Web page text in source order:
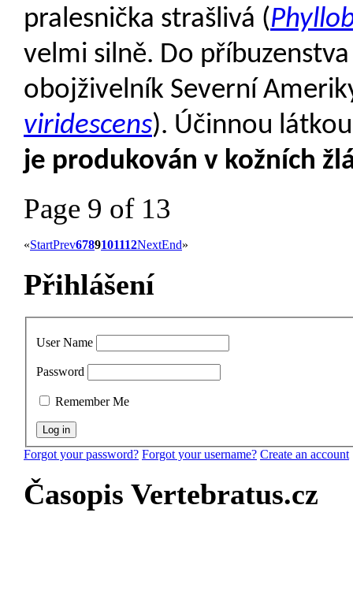
pralesnička strašlivá (
velmi silně. Do
obojživelník Severní
viridescens). Účinnou
je produkován v kožních
Page 9 of 13
«StartPrev6789101112NextEnd»
Přihlášení
User Name
Password
Remember Me
Forgot your password? Forgot your username? Create an account
Časopis Vertebratus.cz